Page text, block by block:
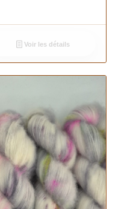
Voir les détails